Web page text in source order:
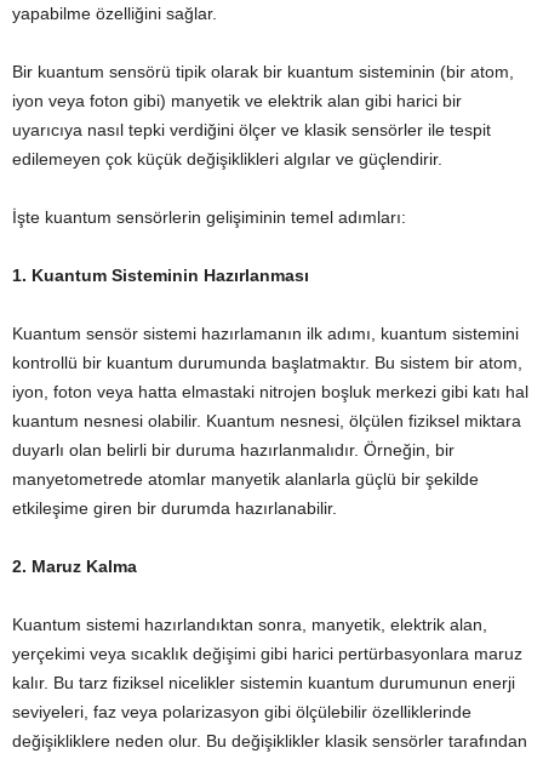
yapabilme özelliğini sağlar.
Bir kuantum sensörü tipik olarak bir kuantum sisteminin (bir atom,
iyon veya foton gibi) manyetik ve elektrik alan gibi harici bir
uyarıcıya nasıl tepki verdiğini ölçer ve klasik sensörler ile tespit
edilemeyen çok küçük değişiklikleri algılar ve güçlendirir.
İşte kuantum sensörlerin gelişiminin temel adımları:
1. Kuantum Sisteminin Hazırlanması
Kuantum sensör sistemi hazırlamanın ilk adımı, kuantum sistemini
kontrollü bir kuantum durumunda başlatmaktır. Bu sistem bir atom,
iyon, foton veya hatta elmastaki nitrojen boşluk merkezi gibi katı hal
kuantum nesnesi olabilir. Kuantum nesnesi, ölçülen fiziksel miktara
duyarlı olan belirli bir duruma hazırlanmalıdır. Örneğin, bir
manyetometrede atomlar manyetik alanlarla güçlü bir şekilde
etkileşime giren bir durumda hazırlanabilir.
2. Maruz Kalma
Kuantum sistemi hazırlandıktan sonra, manyetik, elektrik alan,
yerçekimi veya sıcaklık değişimi gibi harici pertürbasyonlara maruz
kalır. Bu tarz fiziksel nicelikler sistemin kuantum durumunun enerji
seviyeleri, faz veya polarizasyon gibi ölçülebilir özelliklerinde
değişikliklere neden olur. Bu değişiklikler klasik sensörler tarafından